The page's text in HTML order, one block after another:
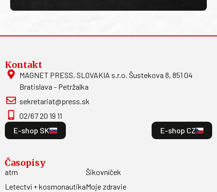
Kontakt
MAGNET PRESS, SLOVAKIA s.r.o. Šustekova 8, 851 04
Bratislava - Petržalka
sekretariat@press.sk
02/67 20 19 11
E-shop SK
E-shop CZ
Časopisy
atm
Letectví + kosmonautika
Šikovníček
Moje zdravie